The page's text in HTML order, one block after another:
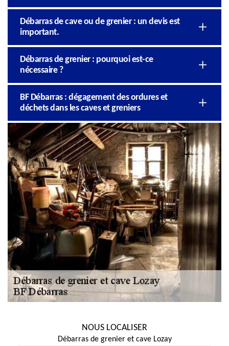
Débarras de cave ou de grenier : un devis est
important.
Débarras de grenier : pourquoi est-ce
nécessaire ?
BF Débarras : dégagement des ordures et
déchets dans les caves et greniers
NOUS LOCALISER
Débarras de grenier et cave Lozay